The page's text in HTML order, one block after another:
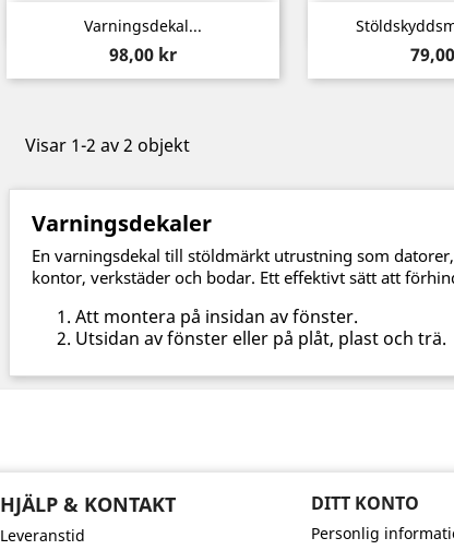
Varningsdekal...
Pris
98,00 kr
Snabbvy
Pris

Visar 1-2 av 2 objekt
Varningsdekaler
En varningsdekal till stöldmärkt utrustning som
kontor, verkstäder och bodar. Ett effektivt sätt att
Att montera på insidan av fönster.
Utsidan av fönster eller på plåt, plast och trä.
HJÄLP & KONTAKT
Leveranstid
DITT KONTO
Personlig